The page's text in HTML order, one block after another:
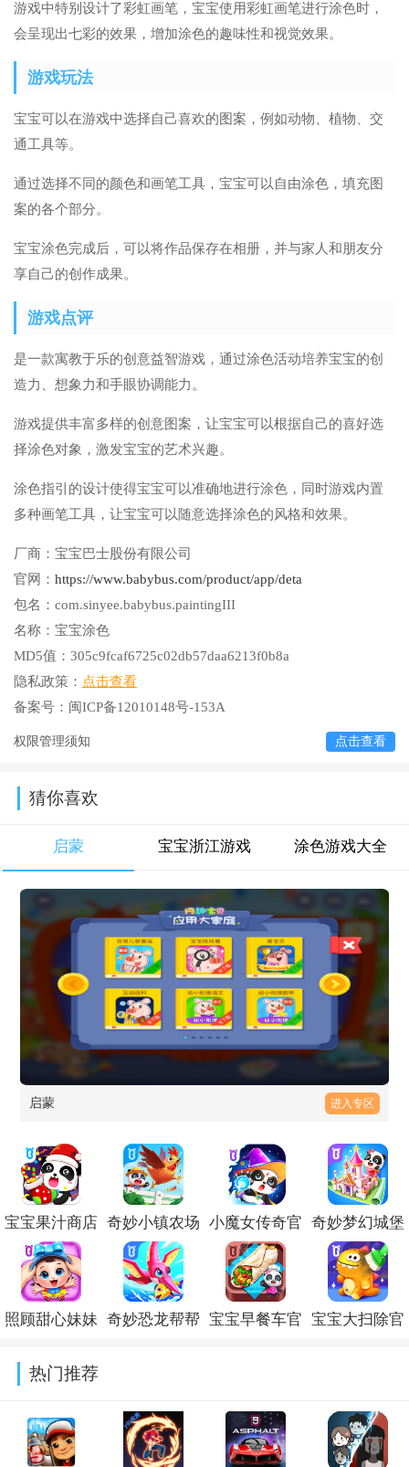
游戏中特别设计了彩虹画笔，宝宝使用彩虹画笔进行涂色时，
会呈现出七彩的效果，增加涂色的趣味性和视觉效果。
游戏玩法
宝宝可以在游戏中选择自己喜欢的图案，例如动物、植物、交
通工具等。
通过选择不同的颜色和画笔工具，宝宝可以自由涂色，填充图
案的各个部分。
宝宝涂色完成后，可以将作品保存在相册，并与家人和朋友分
享自己的创作成果。
游戏点评
是一款寓教于乐的创意益智游戏，通过涂色活动培养宝宝的创
造力、想象力和手眼协调能力。
游戏提供丰富多样的创意图案，让宝宝可以根据自己的喜好选
择涂色对象，激发宝宝的艺术兴趣。
涂色指引的设计使得宝宝可以准确地进行涂色，同时游戏内置
多种画笔工具，让宝宝可以随意选择涂色的风格和效果。
厂商： 宝宝巴士股份有限公司
官网： https://www.babybus.com/product/app/deta
包名： com.sinyee.babybus.paintingIII
名称： 宝宝涂色
MD5值： 305c9fcaf6725c02db57daa6213f0b8a
隐私政策： 点击查看
备案号： 闽ICP备12010148号-153A
权限管理须知 点击查看
猜你喜欢
启蒙 宝宝浙江游戏 涂色游戏大全
启蒙 进入专区
宝宝果汁商店
官方版
v9.93.00.00
奇妙小镇农场
破解版
v9.93.00.00
小魔女传奇官
方版
v9.93.00.00
奇妙梦幻城堡
宝宝巴士下载
手机版
v9.93.00.00
照顾甜心妹妹 奇妙恐龙帮帮 宝宝早餐车官 宝宝大扫除官
热门推荐